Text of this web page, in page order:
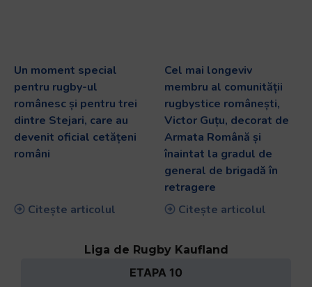
Un moment special
pentru rugby-ul
românesc și pentru trei
dintre Stejari, care au
devenit oficial cetățeni
români
Citește articolul
Cel mai longeviv
membru al comunității
rugbystice românești,
Victor Guțu, decorat de
Armata Română și
înaintat la gradul de
general de brigadă în
retragere
Citește articolul
Liga de Rugby Kaufland
ETAPA 10